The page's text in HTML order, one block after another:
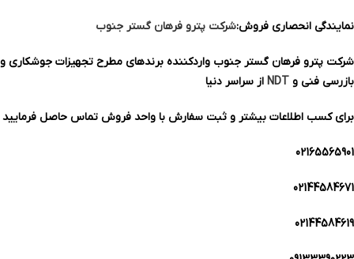
نمایندگی انحصاری فروش:شرکت پترو فرهان گستر جنوب
شرکت پترو فرهان گستر جنوب واردکننده برند‌های مطرح تجهیزات جوشکاری و
بازرسی فنی و NDT از سراسر دنیا
برای کسب اطلاعات بیشتر و ثبت سفارش با واحد فروش تماس حاصل فرمایید
02165565901
02144584671
02144584619